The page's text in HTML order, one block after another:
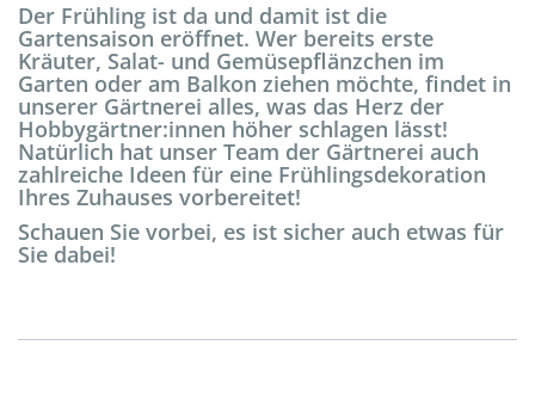
Der Frühling ist da und damit ist die
Gartensaison eröffnet. Wer bereits erste
Kräuter, Salat- und Gemüsepflänzchen im
Garten oder am Balkon ziehen möchte, findet in
unserer Gärtnerei alles, was das Herz der
Hobbygärtner:innen höher schlagen lässt!
Natürlich hat unser Team der Gärtnerei auch
zahlreiche Ideen für eine Frühlingsdekoration
Ihres Zuhauses vorbereitet!
Schauen Sie vorbei, es ist sicher auch etwas für
Sie dabei!